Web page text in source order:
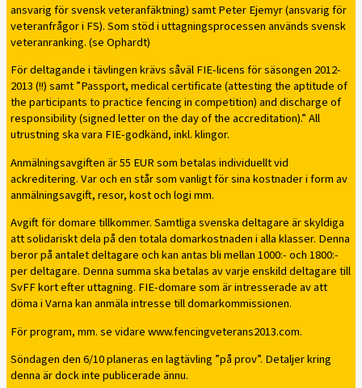
ansvarig för svensk veteranfäktning) samt Peter Ejemyr (ansvarig för
veteranfrågor i FS). Som stöd i uttagningsprocessen används svensk
veteranranking. (se Ophardt)
För deltagande i tävlingen krävs såväl FIE-licens för säsongen 2012-
2013 (!!) samt ”Passport, medical certificate (attesting the aptitude of
the participants to practice fencing in competition) and discharge of
responsibility (signed letter on the day of the accreditation).” All
utrustning ska vara FIE-godkänd, inkl. klingor.
Anmälningsavgiften är 55 EUR som betalas individuellt vid
ackreditering. Var och en står som vanligt för sina kostnader i form av
anmälningsavgift, resor, kost och logi mm.
Avgift för domare tillkommer. Samtliga svenska deltagare är skyldiga
att solidariskt dela på den totala domarkostnaden i alla klasser. Denna
beror på antalet deltagare och kan antas bli mellan 1000:- och 1800:-
per deltagare. Denna summa ska betalas av varje enskild deltagare till
SvFF kort efter uttagning. FIE-domare som är intresserade av att
döma i Varna kan anmäla intresse till domarkommissionen.
För program, mm. se vidare www.fencingveterans2013.com.
Söndagen den 6/10 planeras en lagtävling ”på prov”. Detaljer kring
denna är dock inte publicerade ännu.